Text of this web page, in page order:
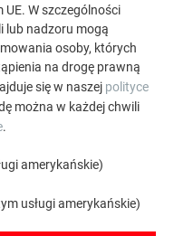
W szczególności
lub nadzoru mogą
osoby, których
na drogę prawną
się w naszej polityce
można w każdej chwili
.
amerykańskie)
usługi amerykańskie)